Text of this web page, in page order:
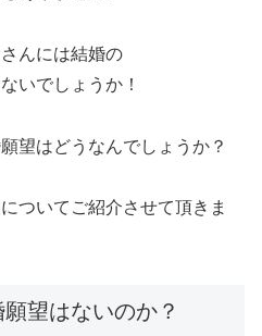
んには結婚の
いでしょうか！
望はどうなんでしょうか？
ついてご紹介させて頂きま
望はないのか？